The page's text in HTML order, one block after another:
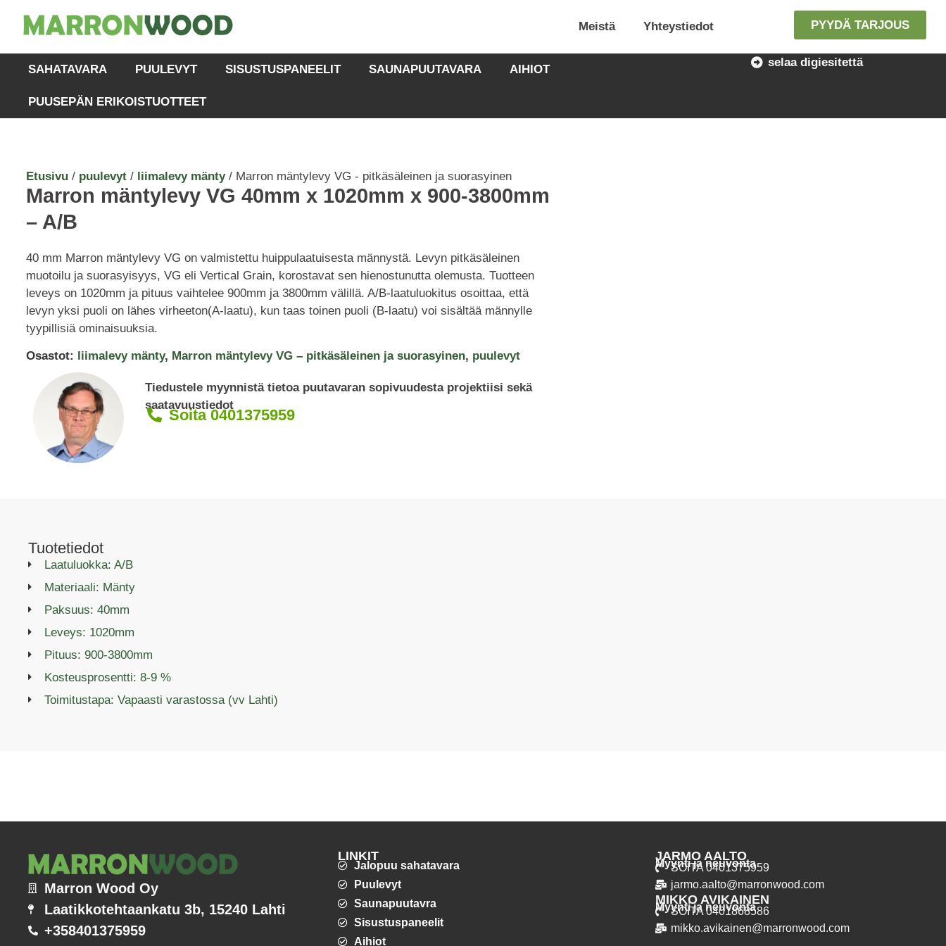
Meistä Yhteystiedot PYYDÄ TARJOUS
selaa digiesitettä
SAHATAVARA PUULEVYT SISUSTUSPANEELIT SAUNAPUUTAVARA AIHIOT
PUUSEPÄN ERIKOISTUOTTEET
Etusivu / puulevyt / liimalevy mänty/ Marron mäntylevy VG - pitkäsäleinen ja suorasyinen
Marron mäntylevy VG 40mm x 1020mm x 900-3800mm
– A/B
40 mm Marron mäntylevy VG on valmistettu huippulaatuisesta männystä. Levyn pitkäsäleinen
muotoilu ja suorasyisyys, VG eli Vertical Grain, korostavat sen hienostunutta olemusta. Tuotteen
leveys on 1020mm ja pituus vaihtelee 900mm ja 3800mm välillä. A/B-laatuluokitus osoittaa, että
levyn yksi puoli on lähes virheeton(A-laatu), kun taas toinen puoli (B-laatu) voi sisältää männylle
tyypillisiä ominaisuuksia.
Osastot: liimalevy mänty, Marron mäntylevy VG – pitkäsäleinen ja suorasyinen, puulevyt
Tiedustele myynnistä tietoa puutavaran sopivuudesta projektiisi sekä
saatavuustiedot
Soita 0401375959
Tuotetiedot
Laatuluokka: A/B
Materiaali: Mänty
Paksuus: 40mm
Leveys: 1020mm
Pituus: 900-3800mm
Kosteusprosentti: 8-9 %
Toimitustapa: Vapaasti varastossa (vv Lahti)
Marron Wood Oy
Laatikkotehtaankatu 3b, 15240 Lahti
+358401375959
LINKIT
Jalopuu sahatavara
Puulevyt
Saunapuutavra
Sisustuspaneelit
Aihiot
JARMO AALTO
Myynti ja neuvonta
SOITA 0401375959
jarmo.aalto@marronwood.com
MIKKO AVIKAINEN
Myynti ja neuvonta
SOITA 0401868586
mikko.avikainen@marronwood.com